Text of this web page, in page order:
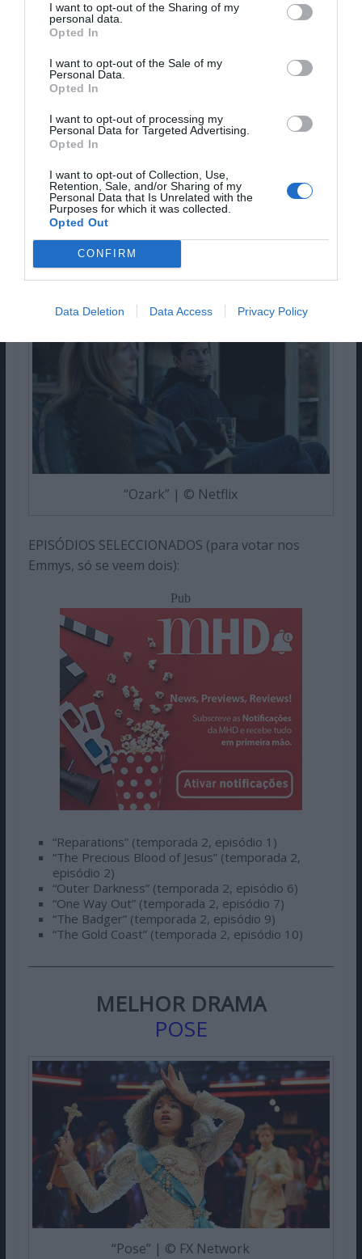
I want to opt-out of the Sharing of my
personal data.
Opted In
I want to opt-out of the Sale of my
Personal Data.
Opted In
I want to opt-out of processing my
Personal Data for Targeted Advertising.
Opted In
I want to opt-out of Collection, Use,
Retention, Sale, and/or Sharing of my
Personal Data that Is Unrelated with the
Purposes for which it was collected.
Opted Out
CONFIRM
Data Deletion Data Access Privacy Policy
EPISÓDIOS SELECCIONADOS (para votar nos
Emmys, só se veem dois):
“Do You Know How to Dispose of a Body?”
(temporada 2, episódio 1)
“The Hungry Caterpillar” (temporada 2, episódio
3)
“Desperate Times” (temporada 2, episódio 4)
“You’re Mine” (temporada 2, episódio 8)
MELHOR DRAMA
OZARK
“Ozark” | © Netflix
EPISÓDIOS SELECCIONADOS (para votar nos
Emmys, só se veem dois):
Pub
“Reparations” (temporada 2, episódio 1)
“The Precious Blood of Jesus” (temporada 2,
episódio 2)
“Outer Darkness” (temporada 2, episódio 6)
“One Way Out” (temporada 2, episódio 7)
“The Badger” (temporada 2, episódio 9)
“The Gold Coast” (temporada 2, episódio 10)
MELHOR DRAMA
POSE
“Pose” | © FX Network